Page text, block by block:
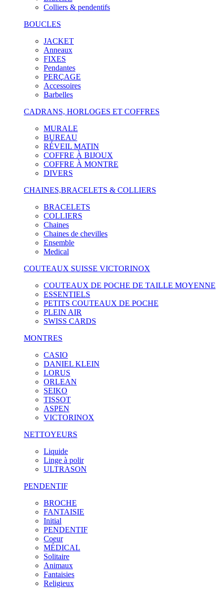
Colliers & pendentifs
BOUCLES
JACKET
Anneaux
FIXES
Pendantes
PERÇAGE
Accessoires
Barbelles
CADRANS, HORLOGES ET COFFRES
MURALE
BUREAU
RÉVEIL MATIN
COFFRE À BIJOUX
COFFRE À MONTRE
DIVERS
CHAINES,BRACELETS & COLLIERS
BRACELETS
COLLIERS
Chaines
Chaines de chevilles
Ensemble
Medical
COUTEAUX SUISSE VICTORINOX
COUTEAUX DE POCHE DE TAILLE MOYENNE
ESSENTIELS
PETITS COUTEAUX DE POCHE
PLEIN AIR
SWISS CARDS
MONTRES
CASIO
DANIEL KLEIN
LORUS
ORLEAN
SEIKO
TISSOT
ASPEN
VICTORINOX
NETTOYEURS
Liquide
Linge à polir
ULTRASON
PENDENTIF
BROCHE
FANTAISIE
Initial
PENDENTIF
Coeur
MÉDICAL
Solitaire
Animaux
Fantaisies
Religieux